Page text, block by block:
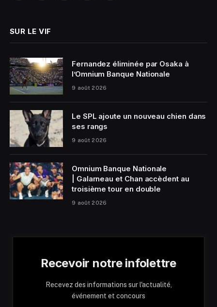
SUR LE VIF
Fernandez éliminée par Osaka à
l’Omnium Banque Nationale
9 août 2026
Le SPL ajoute un nouveau chien dans
ses rangs
9 août 2026
Omnium Banque Nationale
| Galarneau et Chan accèdent au
troisième tour en double
9 août 2026
Recevoir notre infolettre
Recevez des informations sur l'actualité,
événement et concours